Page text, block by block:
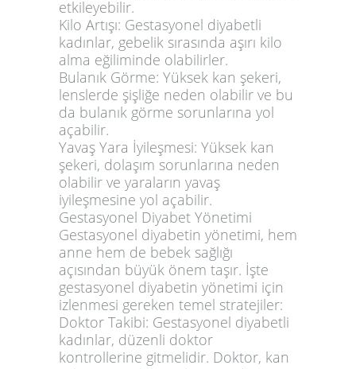
etkileyebilir.
Kilo Artışı: Gestasyonel diyabetli
kadınlar, gebelik sırasında aşırı kilo
alma eğiliminde olabilirler.
Bulanık Görme: Yüksek kan şekeri,
lenslerde şişliğe neden olabilir ve bu
da bulanık görme sorunlarına yol
açabilir.
Yavaş Yara İyileşmesi: Yüksek kan
şekeri, dolaşım sorunlarına neden
olabilir ve yaraların yavaş
iyileşmesine yol açabilir.
Gestasyonel Diyabet Yönetimi
Gestasyonel diyabetin yönetimi, hem
anne hem de bebek sağlığı
açısından büyük önem taşır. İşte
gestasyonel diyabetin yönetimi için
izlenmesi gereken temel stratejiler:
Doktor Takibi: Gestasyonel diyabetli
kadınlar, düzenli doktor
kontrollerine gitmelidir. Doktor, kan